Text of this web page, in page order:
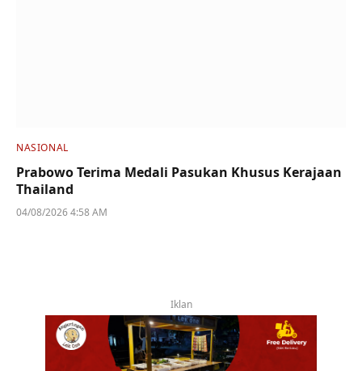
NASIONAL
Prabowo Terima Medali Pasukan Khusus Kerajaan
Thailand
04/08/2026 4:58 AM
Iklan